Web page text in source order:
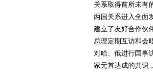
关系取得前所未有
两国关系进入全面
建立了友好合作伙
总理定期互访和会
对哈、俄进行国事
家元首达成的共识